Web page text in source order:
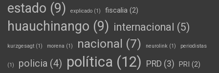
estado (9) explicado (1) fiscalia (2)
huauchinango (9) internacional (5)
kurzgesagt (1) morena (1) nacional (7) neurolink (1) periodistas
(1) policia (4) política (12) PRD (3) PRI (2)